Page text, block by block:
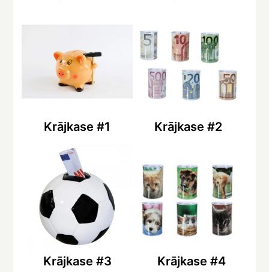
Krājkase #1 Krājkase #2
Krājkase #3 Krājkase #4